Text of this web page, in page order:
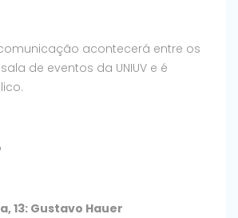
acontecerá entre os
sala de eventos da UNIUV e é
13: Gustavo Hauer